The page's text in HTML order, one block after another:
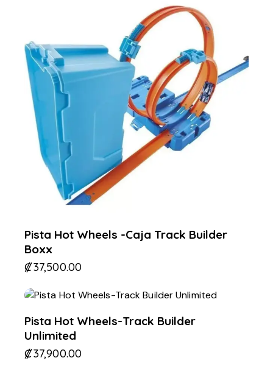
Pista Hot Wheels -Caja Track Builder
Boxx
₡37,500.00
Pista Hot Wheels-Track Builder
Unlimited
₡37,900.00